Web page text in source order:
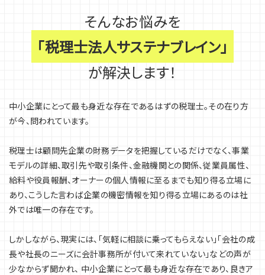
そんなお悩みを
「税理士法人サステナブレイン」
が解決します！
中小企業にとって最も身近な存在であるはずの税理士。その在り方
が今、問われています。
税理士は顧問先企業の財務データを把握しているだけでなく、事業
モデルの詳細、取引先や取引条件、金融機関との関係、従業員属性、
給料や役員報酬、オーナーの個人情報に至るまでも知り得る立場に
あり、こうした言わば企業の機密情報を知り得る立場にあるのは社
外では唯一の存在です。
しかしながら、現実には、「気軽に相談に乗ってもらえない」「会社の成
長や社長のニーズに会計事務所が付いて来れていない」などの声が
少なからず聞かれ、 中小企業にとって最も身近な存在であり、良きア